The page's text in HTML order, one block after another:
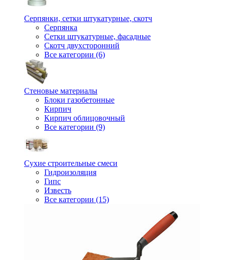
Серпянки, сетки штукатурные, скотч
Серпянка
Сетки штукатурные, фасадные
Скотч двухсторонний
Все категории (6)
Стеновые материалы
Блоки газобетонные
Кирпич
Кирпич облицовочный
Все категории (9)
Сухие строительные смеси
Гидроизоляция
Гипс
Известь
Все категории (15)